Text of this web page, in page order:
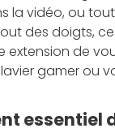
la vidéo, ou
des doigts,
extension de
gamer ou
essentiel